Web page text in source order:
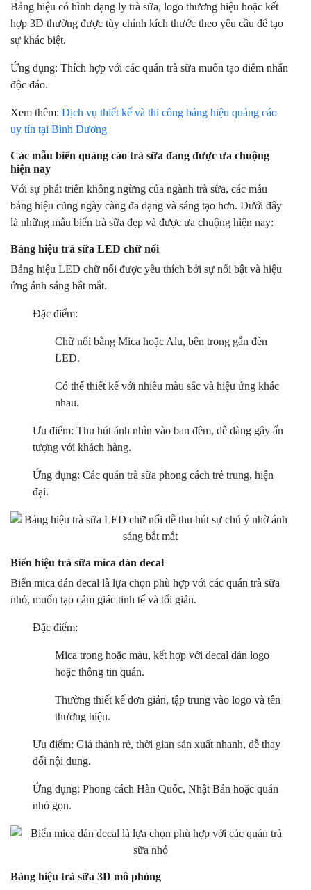
Bảng hiệu có hình dạng ly trà sữa, logo thương hiệu hoặc kết
hợp 3D thường được tùy chỉnh kích thước theo yêu cầu để tạo
sự khác biệt.
Ứng dụng: Thích hợp với các quán trà sữa muốn tạo điểm nhấn
độc đáo.
Xem thêm: Dịch vụ thiết kế và thi công bảng hiệu quảng cáo
uy tín tại Bình Dương
Các mẫu biển quảng cáo trà sữa đang được ưa chuộng
hiện nay
Với sự phát triển không ngừng của ngành trà sữa, các mẫu
bảng hiệu cũng ngày càng đa dạng và sáng tạo hơn. Dưới đây
là những mẫu biển trà sữa đẹp và được ưa chuộng hiện nay:
Bảng hiệu trà sữa LED chữ nổi
Bảng hiệu LED chữ nổi được yêu thích bởi sự nổi bật và hiệu
ứng ánh sáng bắt mắt.
Đặc điểm:
Chữ nổi bằng Mica hoặc Alu, bên trong gắn đèn
LED.
Có thể thiết kế với nhiều màu sắc và hiệu ứng khác
nhau.
Ưu điểm: Thu hút ánh nhìn vào ban đêm, dễ dàng gây ấn
tượng với khách hàng.
Ứng dụng: Các quán trà sữa phong cách trẻ trung, hiện
đại.
Biển hiệu trà sữa mica dán decal
Biển mica dán decal là lựa chọn phù hợp với các quán trà sữa
nhỏ, muốn tạo cảm giác tinh tế và tối giản.
Đặc điểm:
Mica trong hoặc màu, kết hợp với decal dán logo
hoặc thông tin quán.
Thường thiết kế đơn giản, tập trung vào logo và tên
thương hiệu.
Ưu điểm: Giá thành rẻ, thời gian sản xuất nhanh, dễ thay
đổi nội dung.
Ứng dụng: Phong cách Hàn Quốc, Nhật Bản hoặc quán
nhỏ gọn.
Bảng hiệu trà sữa 3D mô phỏng